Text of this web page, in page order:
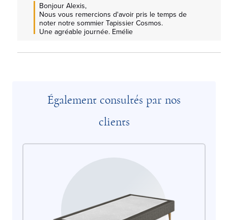
Bonjour Alexis,
Nous vous remercions d'avoir pris le temps de
noter notre sommier Tapissier Cosmos.
Une agréable journée. Emélie
Également consultés par nos
clients